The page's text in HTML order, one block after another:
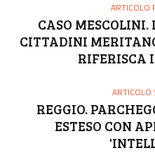
E
ARTICOLO
CASO MESCOLINI.
CITTADINI
RIFERISCA
ARTICOLO
REGGIO.
ESTESO CON